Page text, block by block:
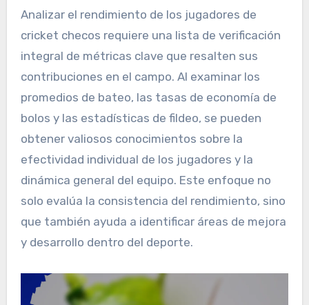
Analizar el rendimiento de los jugadores de
cricket checos requiere una lista de verificación
integral de métricas clave que resalten sus
contribuciones en el campo. Al examinar los
promedios de bateo, las tasas de economía de
bolos y las estadísticas de fildeo, se pueden
obtener valiosos conocimientos sobre la
efectividad individual de los jugadores y la
dinámica general del equipo. Este enfoque no
solo evalúa la consistencia del rendimiento, sino
que también ayuda a identificar áreas de mejora
y desarrollo dentro del deporte.